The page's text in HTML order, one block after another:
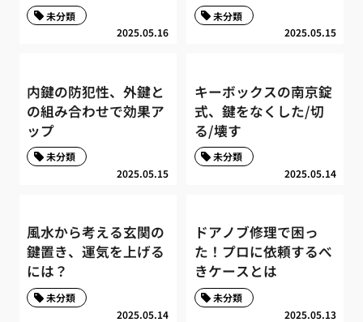
2025.05.16
未分類
2025.05.15
未分類
内鍵の防犯性、外鍵と
の組み合わせで効果ア
ップ
2025.05.15
未分類
キーボックスの南京錠
式、鍵をなくした/切
る/壊す
2025.05.14
未分類
風水から考える玄関の
鍵置き、運気を上げる
には？
2025.05.14
未分類
ドアノブ修理で困っ
た！プロに依頼するべ
きケースとは
2025.05.13
未分類